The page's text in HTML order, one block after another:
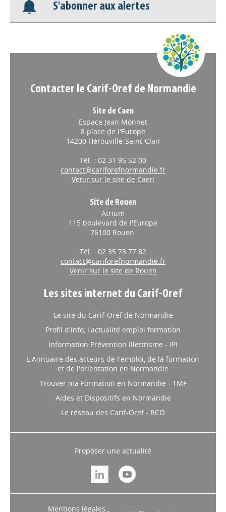
Nos veilles Scoop.it
S'abonner aux alertes
Contacter le Carif-Oref de Normandie
Site de Caen
Espace Jean Monnet
8 place de l'Europe
14200 Hérouville-Saint-Clair
Tél. : 02 31 95 52 00
contact@cariforefnormandie.fr
Venir sur le site de Caen
Site de Rouen
Atrium
115 boulevard de l'Europe
76100 Rouen
Tél. : 02 35 73 77 82
contact@cariforefnormandie.fr
Venir sur le site de Rouen
Les sites internet du Carif-Oref
Le site du Carif-Oref de Normandie
Profil d'info, l'actualité emploi formation
Information Prévention Illettrisme - IPI
L'Annuaire des acteurs de l'emploi, de la formation
et de l'orientation en Normandie
Trouver ma Formation en Normandie - TMF
Aides et Dispositifs en Normandie
Le réseau des Carif-Oref - RCO
Proposer une actualité
Mentions légales